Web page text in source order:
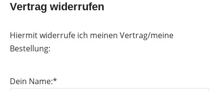
Vertrag widerrufen
Hiermit widerrufe ich meinen Vertrag/meine
Bestellung:
Dein Name:*